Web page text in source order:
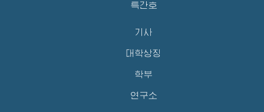
특간호
기사
대학상징
학부
연구소